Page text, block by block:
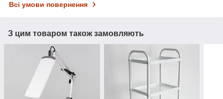
Всі умови повернення
З цим товаром також замовляють